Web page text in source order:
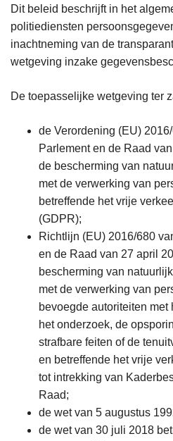
Dit beleid beschrijft in het
politiediensten
inachtneming van de
wetgeving inzake
De toepasselijke wetgeving ter
de Verordening (EU)
Parlement en de Raad
de bescherming van
met de verwerking van
betreffende het vrije
(GDPR);
Richtlijn (EU) 2016/680
en de Raad van 27 april
bescherming van
met de verwerking van
bevoegde autoriteiten
het onderzoek, de
strafbare feiten of de
en betreffende het vrije
tot intrekking van
Raad;
de wet van 5 augustus
de wet van 30 juli 2018